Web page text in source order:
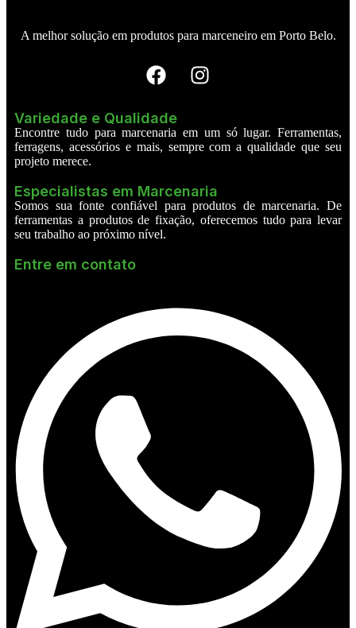
A melhor solução em produtos para marceneiro em Porto Belo.
Variedade e Qualidade
Encontre tudo para marcenaria em um só lugar. Ferramentas,
ferragens, acessórios e mais, sempre com a qualidade que seu
projeto merece.
Especialistas em Marcenaria
Somos sua fonte confiável para produtos de marcenaria. De
ferramentas a produtos de fixação, oferecemos tudo para levar
seu trabalho ao próximo nível.
Entre em contato